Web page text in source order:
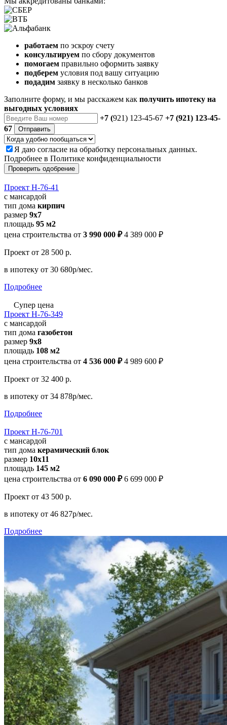
работаем по эскроу счету
консультируем по сбору документов
помогаем правильно оформить заявку
подберем условия под вашу ситуацию
подадим заявку в несколько банков
Заполните форму, и мы расскажем как получить ипотеку на
выгодных условиях
+7 (921) 123-45-67 +7 (921) 123-45-
67
Отправить
Я даю согласие на обработку персональных данных.
Подробнее в Политике конфиденциальности
Проверить одобрение
Проект Н-76-41
с мансардой
тип дома кирпич
размер 9x7
площадь 95 м2
цена строительства от 3 990 000 ₽ 4 389 000 ₽
Проект от 28 500 р.
в ипотеку от 30 680р/мес.
Подробнее
Супер цена
Проект Н-76-349
с мансардой
тип дома газобетон
размер 9x8
площадь 108 м2
цена строительства от 4 536 000 ₽ 4 989 600 ₽
Проект от 32 400 р.
в ипотеку от 34 878р/мес.
Подробнее
Проект Н-76-701
с мансардой
тип дома керамический блок
размер 10x11
площадь 145 м2
цена строительства от 6 090 000 ₽ 6 699 000 ₽
Проект от 43 500 р.
в ипотеку от 46 827р/мес.
Подробнее